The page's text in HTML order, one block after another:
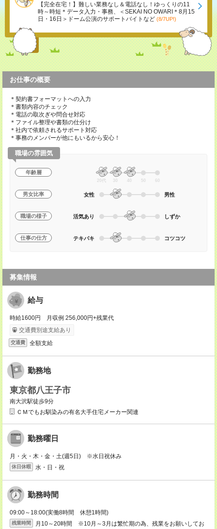
【完全在宅！】難しい業務なし＆電話なし！ゆっくりの11
時～時短＊データ入力・事務、＜SEKAI NO OWARI＊8月15
日・16日＞ドーム公演のサポートバイトなど (8/7UP!)
お仕事の概要
＊契約書フォーマットへの入力
＊書類内容のチェック
＊電話の取次ぎや問合せ対応
＊ファイル整理や書類の仕分け
＊社内で依頼されるサポート対応
＊事務のメンバーが他にもいるから安心！
職場の雰囲気
年齢層
20代 30 40 50 60
男女比率 女性 男性
職場の様子 活気あり しずか
仕事の仕方 テキパキ コツコツ
募集情報
給与
時給1600円 月収例 256,000円+残業代
交通費別途支給あり
交通費 全額支給
勤務地
東京都八王子市
南大沢駅徒歩9分
ＣＭでもお馴染みの有名大手住宅メーカー関連
勤務曜日
月・火・木・金・土(週5日) ※水日祝休み
休日休暇 水・日・祝
勤務時間
09:00～18:00(実働8時間 休憩1時間)
残業時間
月10～20時間 ※10月～3月は繁忙期の為、残業をお願いしてお